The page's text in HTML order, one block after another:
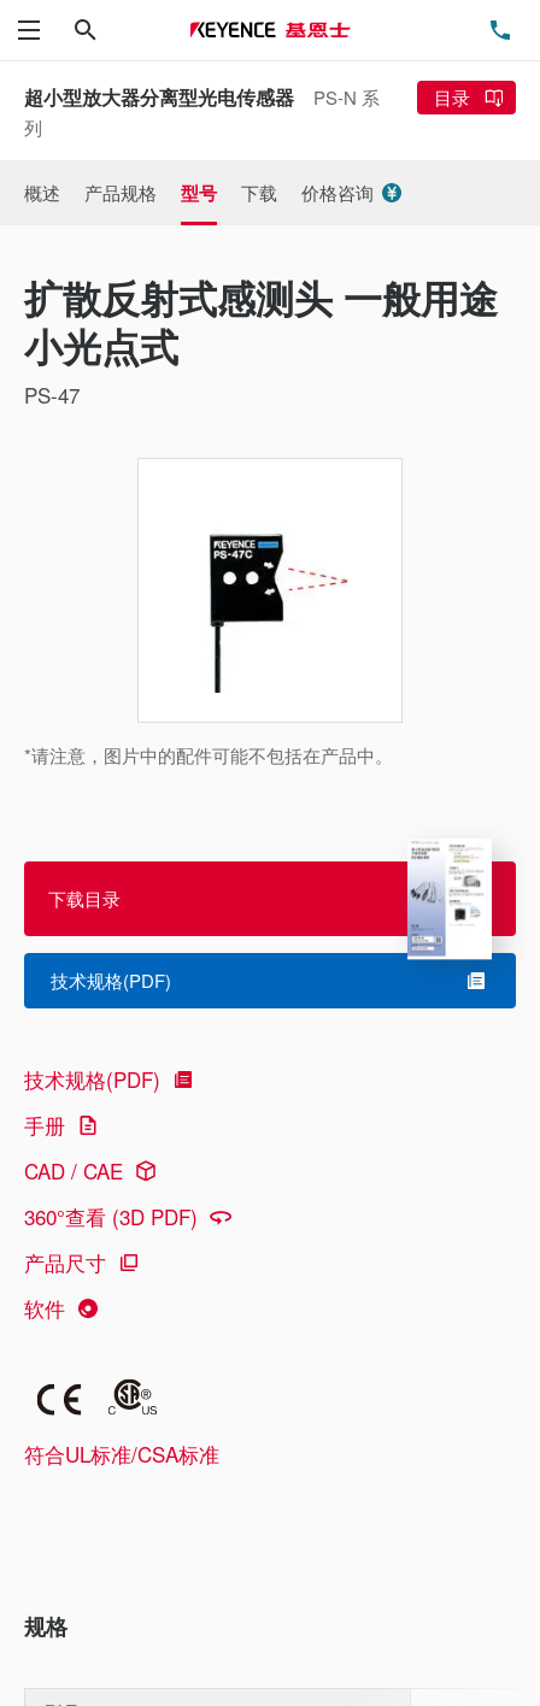
菜单
超小型放大器分离型光电传感器
PS-N 系
列
目录
概述 产品规格 型号 下载 价格咨询
扩散反射式感测头 一般用途
小光点式
PS-47
*请注意，图片中的配件可能不包括在产品中。
下载目录
技术规格(PDF)
技术规格(PDF)
手册
CAD / CAE
360°查看 (3D PDF)
产品尺寸
软件
符合UL标准/CSA标准
规格